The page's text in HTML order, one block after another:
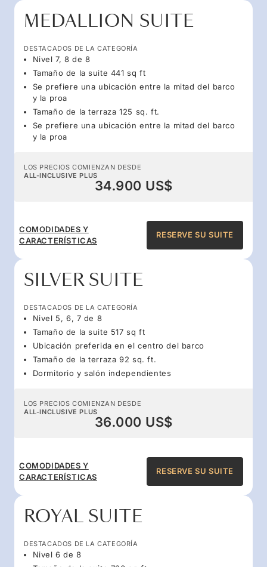
MEDALLION SUITE
DESTACADOS DE LA CATEGORÍA
Nivel 7, 8 de 8
Tamaño de la suite 441 sq ft
Se prefiere una ubicación entre la mitad del barco
y la proa
Tamaño de la terraza 125 sq. ft.
Se prefiere una ubicación entre la mitad del barco
y la proa
LOS PRECIOS COMIENZAN DESDE
ALL-INCLUSIVE PLUS
34.900 US$
COMODIDADES Y
CARACTERÍSTICAS
RESERVE SU SUITE
SILVER SUITE
DESTACADOS DE LA CATEGORÍA
Nivel 5, 6, 7 de 8
Tamaño de la suite 517 sq ft
Ubicación preferida en el centro del barco
Tamaño de la terraza 92 sq. ft.
Dormitorio y salón independientes
LOS PRECIOS COMIENZAN DESDE
ALL-INCLUSIVE PLUS
36.000 US$
COMODIDADES Y
CARACTERÍSTICAS
RESERVE SU SUITE
ROYAL SUITE
DESTACADOS DE LA CATEGORÍA
Nivel 6 de 8